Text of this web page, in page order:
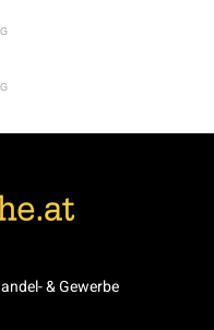
& Gewerbe